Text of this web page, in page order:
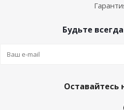
Будьте
Оставайтесь